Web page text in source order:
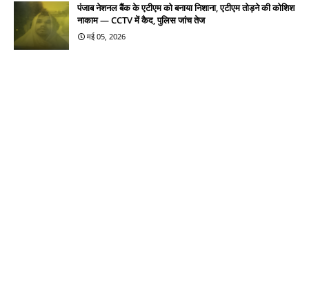
पंजाब नेशनल बैंक के एटीएम को बनाया निशाना, एटीएम तोड़ने की कोशिश
नाकाम — CCTV में कैद, पुलिस जांच तेज
मई 05, 2026